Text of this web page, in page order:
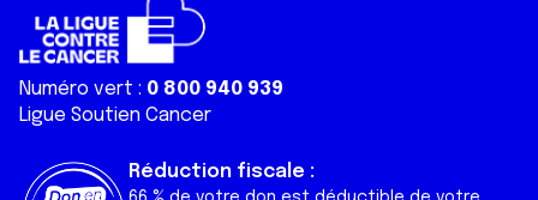
Numéro vert : 0 800 940 939
Ligue Soutien Cancer
Réduction fiscale :